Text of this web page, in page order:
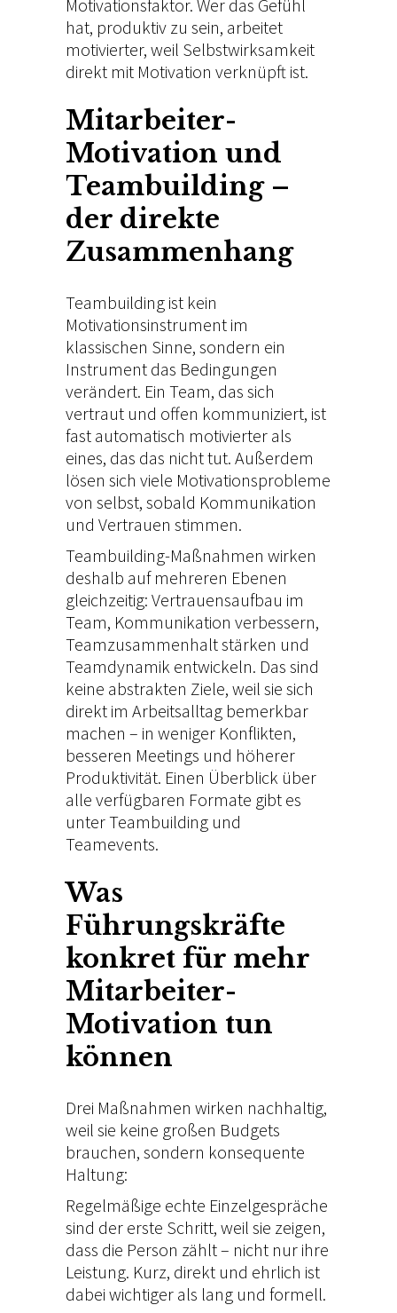
Motivationsfaktor. Wer das Gefühl
hat, produktiv zu sein, arbeitet
motivierter, weil Selbstwirksamkeit
direkt mit Motivation verknüpft ist.
Mitarbeiter-
Motivation und
Teambuilding –
der direkte
Zusammenhang
Teambuilding ist kein
Motivationsinstrument im
klassischen Sinne, sondern ein
Instrument das Bedingungen
verändert. Ein Team, das sich
vertraut und offen kommuniziert, ist
fast automatisch motivierter als
eines, das das nicht tut. Außerdem
lösen sich viele Motivationsprobleme
von selbst, sobald Kommunikation
und Vertrauen stimmen.
Teambuilding-Maßnahmen wirken
deshalb auf mehreren Ebenen
gleichzeitig: Vertrauensaufbau im
Team, Kommunikation verbessern,
Teamzusammenhalt stärken und
Teamdynamik entwickeln. Das sind
keine abstrakten Ziele, weil sie sich
direkt im Arbeitsalltag bemerkbar
machen – in weniger Konflikten,
besseren Meetings und höherer
Produktivität. Einen Überblick über
alle verfügbaren Formate gibt es
unterTeambuilding und
Teamevents.
Was
Führungskräfte
konkret für mehr
Mitarbeiter-
Motivation tun
können
Drei Maßnahmen wirken nachhaltig,
weil sie keine großen Budgets
brauchen, sondern konsequente
Haltung:
Regelmäßige echte Einzelgespräche
sind der erste Schritt, weil sie zeigen,
dass die Person zählt – nicht nur ihre
Leistung. Kurz, direkt und ehrlich ist
dabei wichtiger als lang und formell.